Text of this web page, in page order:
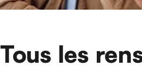
Tous les